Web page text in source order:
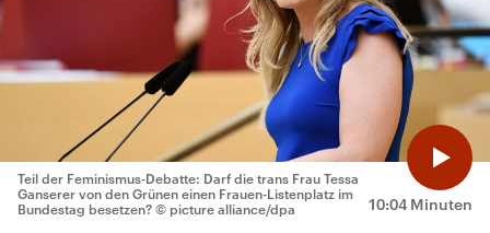
10:04 Minuten
Teil der Feminismus-Debatte: Darf die trans Frau Tessa
Ganserer von den Grünen einen Frauen-Listenplatz im
Bundestag besetzen? © picture alliance/dpa